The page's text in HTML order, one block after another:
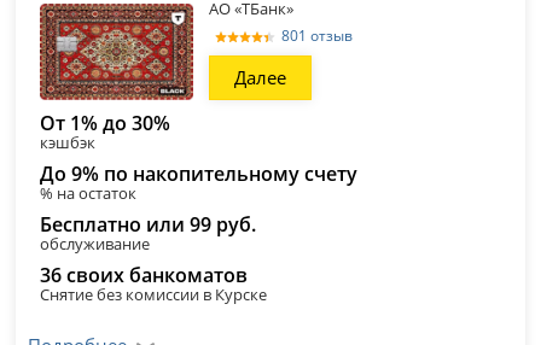
АО «ТБанк»
801 отзыв
Далее
От 1% до 30%
кэшбэк
До 9% по накопительному счету
% на остаток
Бесплатно или 99 руб.
обслуживание
36 своих банкоматов
Снятие без комиссии в Курске